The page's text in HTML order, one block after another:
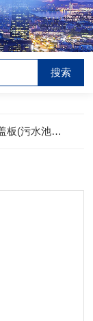
(污水池加盖)